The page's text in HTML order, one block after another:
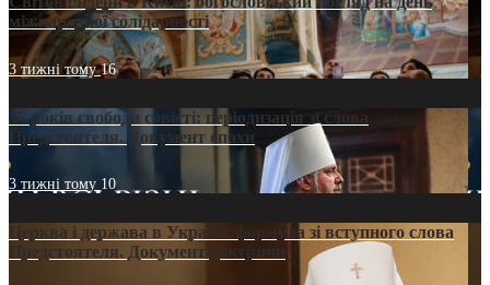
міжнародної солідарності
3 тижні тому16
35 років свободи совісті: періодизація зі слова
Предстоятеля. Документ епохи
3 тижні тому 10
Церква і держава в Україні: формула зі вступного слова
Предстоятеля. Документ доктрини